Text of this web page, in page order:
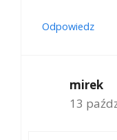
Odpowiedz
mirek
13